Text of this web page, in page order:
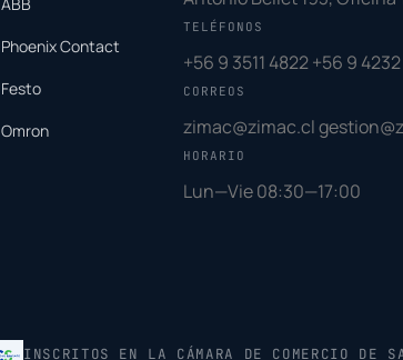
Phoenix Contact
Festo
Omron
TELÉFONOS
+56 9 3511 4822 +56 9
CORREOS
zimac@zimac.cl
HORARIO
Lun—Vie 08:30—17:00
INSCRITOS EN LA CÁMARA DE COMERCIO DE